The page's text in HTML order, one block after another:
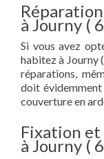
à Journy (
Si vous avez
habitez à Journy
réparations,
doit
couverture en
Fixation et
à Journy (